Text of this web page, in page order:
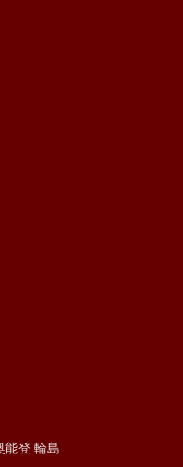
能登 輪島